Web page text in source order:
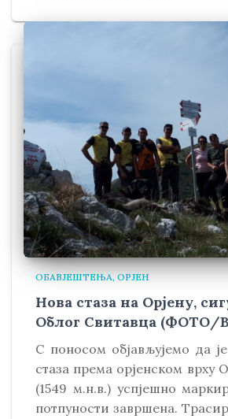
ОБАВЈЕШТЕЊА ОРЈЕН
Нова стаза на Орјену,
Облог Свитавца (ФОТО/
С поносом објављујемо да
стаза према орјенском врху
(1549 м.н.в.) успјешно
потпуности завршена.